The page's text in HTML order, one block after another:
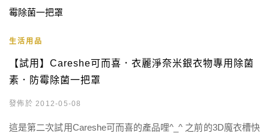
生活用品
【試用】Careshe可而喜．衣麗淨奈米銀衣物專用除菌
素．防霉除菌一把罩
發佈於 2012-05-08
這是第二次試用Careshe可而喜的產品哩^_^ 之前的3D魔衣槽快